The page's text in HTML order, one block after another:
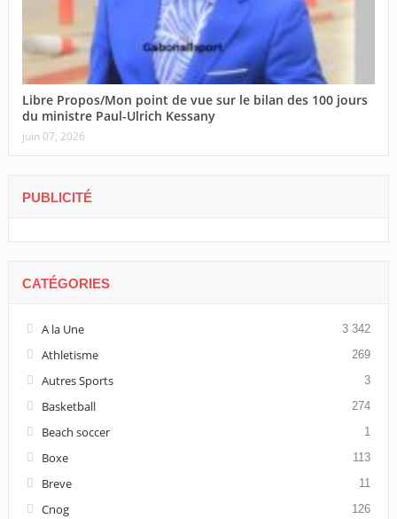
Libre Propos/Mon point de vue sur le bilan des 100 jours
du ministre Paul-Ulrich Kessany
juin 07, 2026
PUBLICITÉ
CATÉGORIES
A la Une 3 342
Athletisme 269
Autres Sports 3
Basketball 274
Beach soccer 1
Boxe 113
Breve 11
Cnog 126